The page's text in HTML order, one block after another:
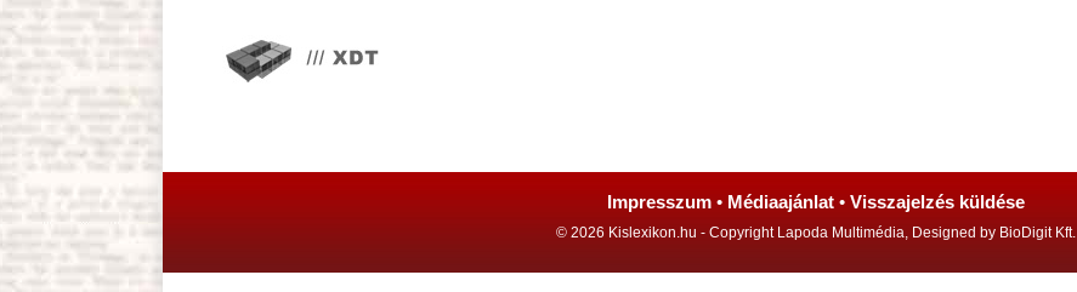
Impresszum • Médiaajánlat • Visszajelzés küldése
© 2026 Kislexikon.hu - Copyright Lapoda Multimédia, Designed by BioDigit Kft.